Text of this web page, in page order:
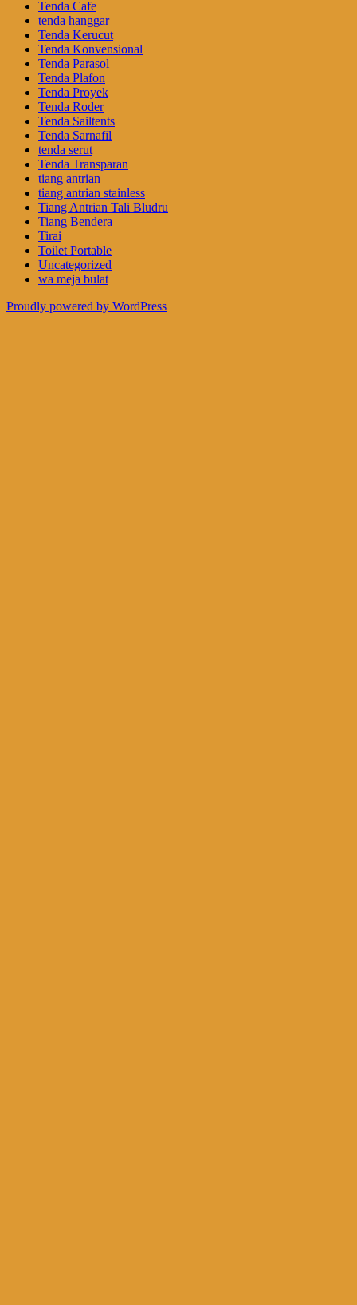
Tenda Cafe
tenda hanggar
Tenda Kerucut
Tenda Konvensional
Tenda Parasol
Tenda Plafon
Tenda Proyek
Tenda Roder
Tenda Sailtents
Tenda Sarnafil
tenda serut
Tenda Transparan
tiang antrian
tiang antrian stainless
Tiang Antrian Tali Bludru
Tiang Bendera
Tirai
Toilet Portable
Uncategorized
wa meja bulat
Proudly powered by WordPress